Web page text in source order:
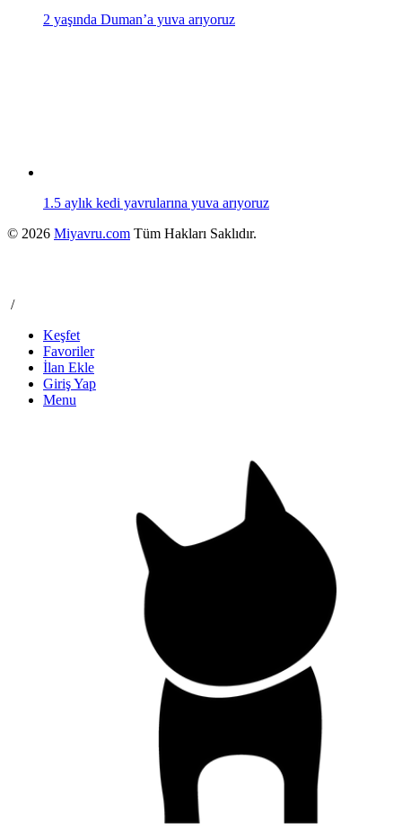
2 yaşında Duman’a yuva arıyoruz
1.5 aylık kedi yavrularına yuva arıyoruz
© 2026 Miyavru.com Tüm Hakları Saklıdır.
/
Keşfet
Favoriler
İlan Ekle
Giriş Yap
Menu